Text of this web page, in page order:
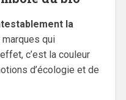
la
qui
c’est la couleur
d’écologie et de